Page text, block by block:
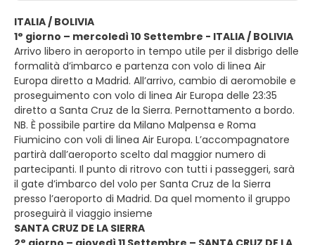
ITALIA / BOLIVIA
1° giorno – mercoledì 10 Settembre - ITALIA / BOLIVIA
Arrivo libero in aeroporto in tempo utile per il disbrigo delle
formalità d’imbarco e partenza con volo di linea Air
Europa diretto a Madrid. All’arrivo, cambio di aeromobile e
proseguimento con volo di linea Air Europa delle 23:35
diretto a Santa Cruz de la Sierra. Pernottamento a bordo.
NB. È possibile partire da Milano Malpensa e Roma
Fiumicino con voli di linea Air Europa. L’accompagnatore
partirà dall’aeroporto scelto dal maggior numero di
partecipanti. Il punto di ritrovo con tutti i passeggeri, sarà
il gate d’imbarco del volo per Santa Cruz de la Sierra
presso l’aeroporto di Madrid. Da quel momento il gruppo
proseguirà il viaggio insieme
SANTA CRUZ DE LA SIERRA